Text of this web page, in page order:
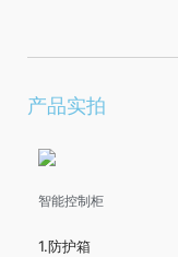
产品实拍
智能控制柜
1.防护箱